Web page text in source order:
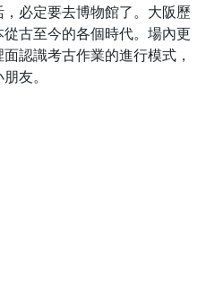
必定要去博物館了。大阪歷
古至今的各個時代。場內更
認識考古作業的進行模式，
友。